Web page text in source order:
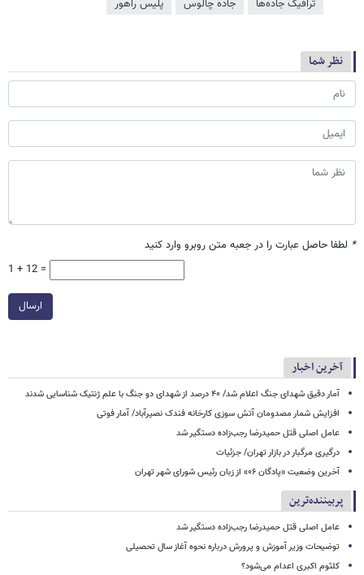
ترافیک جاده‌ها جاده چالوس پلیس راهور
نظر شما
* لطفا حاصل عبارت را در جعبه متن روبرو وارد کنید
1 + 12 =
ارسال
آخرین اخبار
آمار دقیق شهدای جنگ اعلام شد/ ۴۰ درصد از شهدای دو جنگ با علم ژنتیک شناسایی شدند
افزایش شمار مصدومان آتش سوزی کارخانه فندک نصیرآباد/ آمار فوتی
عامل اصلی قتل حمیدرضا رجب‌زاده دستگیر شد
درگیری مرگبار در بازار تهران/ جزئیات
آخرین وضعیت «پادگان ۰۶» از زبان رئیس شورای شهر تهران
پربیننده‌ترین
عامل اصلی قتل حمیدرضا رجب‌زاده دستگیر شد
توضیحات وزیر آموزش و پرورش درباره نحوه آغاز سال تحصیلی
کلثوم اکبری اعدام می‌شود؟